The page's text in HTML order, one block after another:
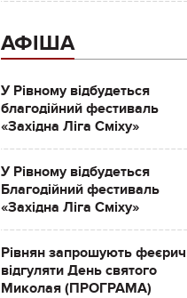
АФІША
У Рівному відбудеться
благодійний фестиваль
«Західна Ліга Сміху»
У Рівному відбудеться
Благодійний фестиваль
«Західна Ліга Сміху»
Рівнян запрошують
відгуляти День святого
Миколая (ПРОГРАМА)